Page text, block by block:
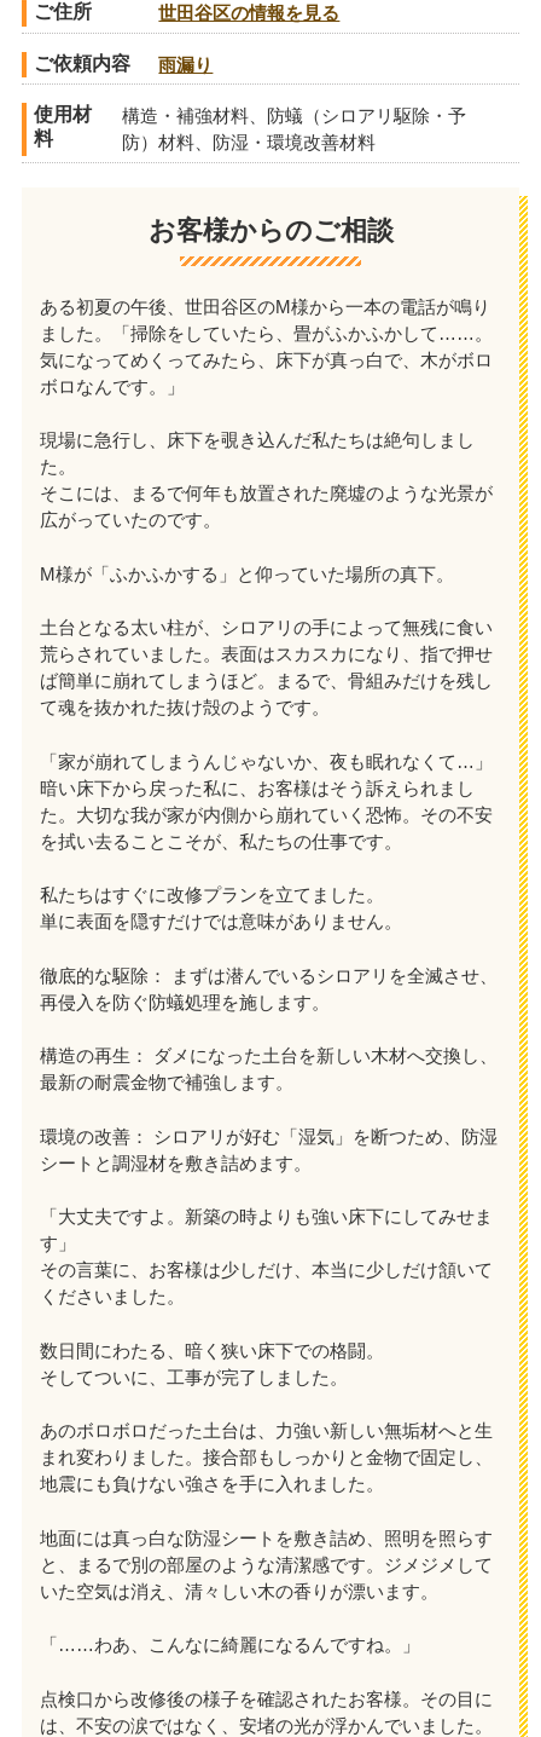
ご住所 世田谷区の情報を見る
ご依頼内容 雨漏り
使用材
料
構造・補強材料、防蟻（シロアリ駆除・予
防）材料、防湿・環境改善材料
お客様からのご相談
ある初夏の午後、世田谷区のM様から一本の電話が鳴り
ました。「掃除をしていたら、畳がふかふかして……。
気になってめくってみたら、床下が真っ白で、木がボロ
ボロなんです。」
現場に急行し、床下を覗き込んだ私たちは絶句しまし
た。
そこには、まるで何年も放置された廃墟のような光景が
広がっていたのです。
M様が「ふかふかする」と仰っていた場所の真下。
土台となる太い柱が、シロアリの手によって無残に食い
荒らされていました。表面はスカスカになり、指で押せ
ば簡単に崩れてしまうほど。まるで、骨組みだけを残し
て魂を抜かれた抜け殻のようです。
「家が崩れてしまうんじゃないか、夜も眠れなくて…」
暗い床下から戻った私に、お客様はそう訴えられまし
た。大切な我が家が内側から崩れていく恐怖。その不安
を拭い去ることこそが、私たちの仕事です。
私たちはすぐに改修プランを立てました。
単に表面を隠すだけでは意味がありません。
徹底的な駆除： まずは潜んでいるシロアリを全滅させ、
再侵入を防ぐ防蟻処理を施します。
構造の再生： ダメになった土台を新しい木材へ交換し、
最新の耐震金物で補強します。
環境の改善： シロアリが好む「湿気」を断つため、防湿
シートと調湿材を敷き詰めます。
「大丈夫ですよ。新築の時よりも強い床下にしてみせま
す」
その言葉に、お客様は少しだけ、本当に少しだけ頷いて
くださいました。
数日間にわたる、暗く狭い床下での格闘。
そしてついに、工事が完了しました。
あのボロボロだった土台は、力強い新しい無垢材へと生
まれ変わりました。接合部もしっかりと金物で固定し、
地震にも負けない強さを手に入れました。
地面には真っ白な防湿シートを敷き詰め、照明を照らす
と、まるで別の部屋のような清潔感です。ジメジメして
いた空気は消え、清々しい木の香りが漂います。
「……わあ、こんなに綺麗になるんですね。」
点検口から改修後の様子を確認されたお客様。その目に
は、不安の涙ではなく、安堵の光が浮かんでいました。